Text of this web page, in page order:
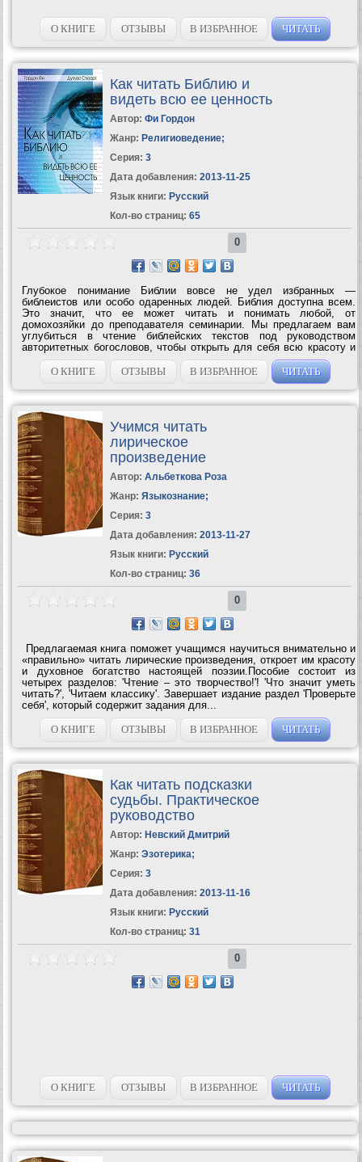
О КНИГЕ ОТЗЫВЫ В ИЗБРАННОЕ ЧИТАТЬ
Как читать Библию и
видеть всю ее ценность
Автор: Фи Гордон
Жанр: Религиоведение;
Серия: 3
Дата добавления: 2013-11-25
Язык книги: Русский
Кол-во страниц: 65
0
Глубокое понимание Библии вовсе не удел избранных —
библеистов или особо одаренных людей. Библия доступна всем.
Это значит, что ее может читать и понимать любой, от
домохозяйки до преподавателя семинарии. Мы предлагаем вам
углубиться в чтение библейских текстов под руководством
авторитетных богословов, чтобы открыть для себя всю красоту и
ценность Писания и увидеть, как оно связано с вашей жизнью в 21
веке. Свыше полумиллиона...
О КНИГЕ ОТЗЫВЫ В ИЗБРАННОЕ ЧИТАТЬ
Учимся читать
лирическое
произведение
Автор: Альбеткова Роза
Жанр: Языкознание;
Серия: 3
Дата добавления: 2013-11-27
Язык книги: Русский
Кол-во страниц: 36
0
Предлагаемая книга поможет учащимся научиться внимательно и
«правильно» читать лирические произведения, откроет им красоту
и духовное богатство настоящей поэзии.Пособие состоит из
четырех разделов: 'Чтение – это творчество!'! 'Что значит уметь
читать?', 'Читаем классику'. Завершает издание раздел 'Проверьте
себя', который содержит задания для...
О КНИГЕ
ОТЗЫВЫ В ИЗБРАННОЕ ЧИТАТЬ
Как читать подсказки
судьбы. Практическое
руководство
Автор: Невский Дмитрий
Жанр: Эзотерика;
Серия: 3
Дата добавления: 2013-11-16
Язык книги: Русский
Кол-во страниц: 31
0
О КНИГЕ ОТЗЫВЫ В ИЗБРАННОЕ ЧИТАТЬ